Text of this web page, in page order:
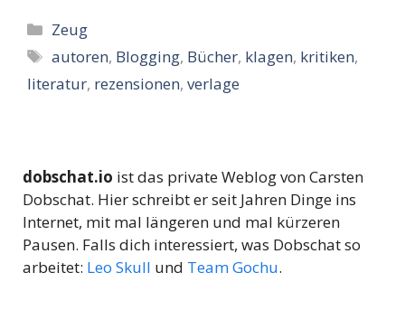
Kategorien
Zeug
Schlagwörter
autoren, Blogging, Bücher, klagen, kritiken,
literatur, rezensionen, verlage
dobschat.io ist das private Weblog von Carsten
Dobschat. Hier schreibt er seit Jahren Dinge ins
Internet, mit mal längeren und mal kürzeren
Pausen. Falls dich interessiert, was Dobschat so
arbeitet: Leo Skull und Team Gochu.